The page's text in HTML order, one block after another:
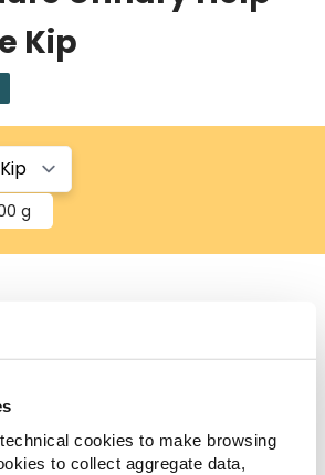
cookies to make browsing
to collect aggregate data,
Kip
g
vis
of vis voor een geweldige smaak.